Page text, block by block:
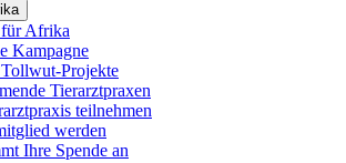
Afrika
Kampagne
Projekte
Tierarztpraxen
teilnehmen
werden
Ihre Spende an